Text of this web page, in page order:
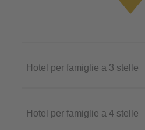
Hotel per famiglie a 3 stelle
Hotel per famiglie a 4 stelle